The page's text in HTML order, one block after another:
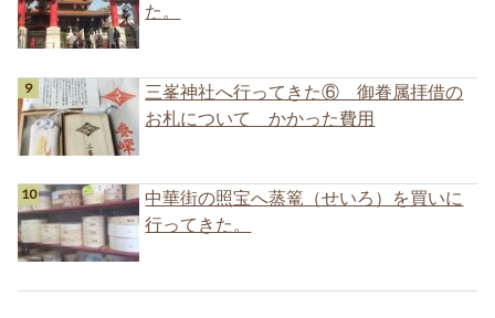
た。
三峯神社へ行ってきた⑥ 御眷属拝借の
お札について かかった費用
中華街の照宝へ蒸篭（せいろ）を買いに
行ってきた。